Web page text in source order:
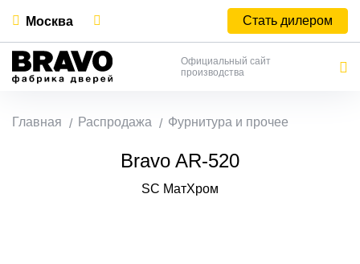
Москва Стать дилером
Официальный сайт
производства
Главная Распродажа Фурнитура и прочее
Bravo AR-520
SC МатХром